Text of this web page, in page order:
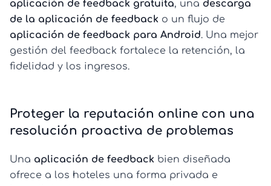
aplicación de feedback gratuita, una descarga
de la aplicación de feedback o un flujo de
aplicación de feedback para Android. Una mejor
gestión del feedback fortalece la retención, la
fidelidad y los ingresos.
Proteger la reputación online con una
resolución proactiva de problemas
Una aplicación de feedback bien diseñada
ofrece a los hoteles una forma privada e